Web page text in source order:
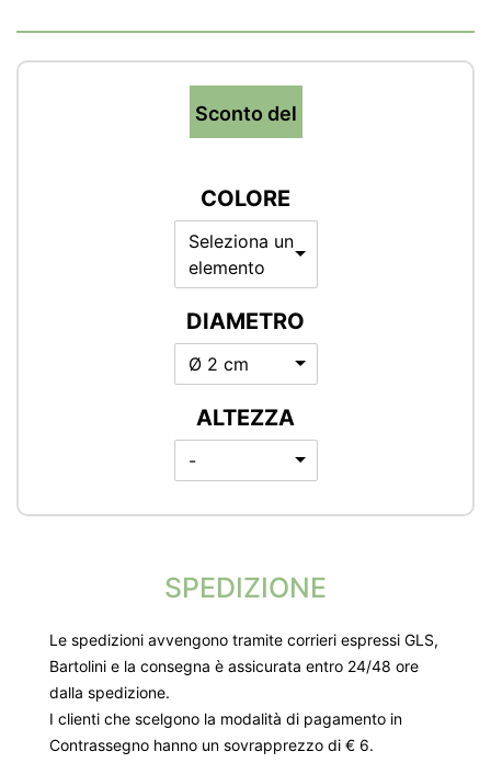
Sconto del
COLORE
Seleziona un
elemento
DIAMETRO
Ø 2 cm
ALTEZZA
-
SPEDIZIONE
Le spedizioni avvengono tramite corrieri espressi GLS,
Bartolini e la consegna è assicurata entro 24/48 ore
dalla spedizione.
I clienti che scelgono la modalità di pagamento in
Contrassegno hanno un sovrapprezzo di € 6.